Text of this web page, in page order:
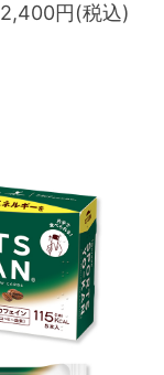
2,400円(税込)